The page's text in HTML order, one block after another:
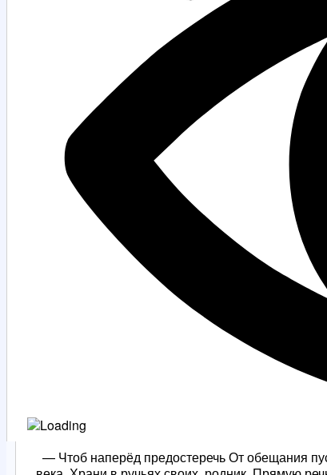
— Чтоб наперёд предостеречь От обещания